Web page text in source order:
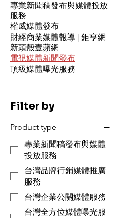
專業新聞稿發布與媒體投放
服務
權威媒體發布
財經商業媒體報導 | 鉅亨網
新頭殼壹蘋網
電視媒體新聞發布
頂級媒體曝光服務
Filter by
Product type
專業新聞稿發布與媒體
投放服務
台灣品牌行銷媒體推廣
服務
台灣企業公關媒體服務
台灣全方位媒體曝光服